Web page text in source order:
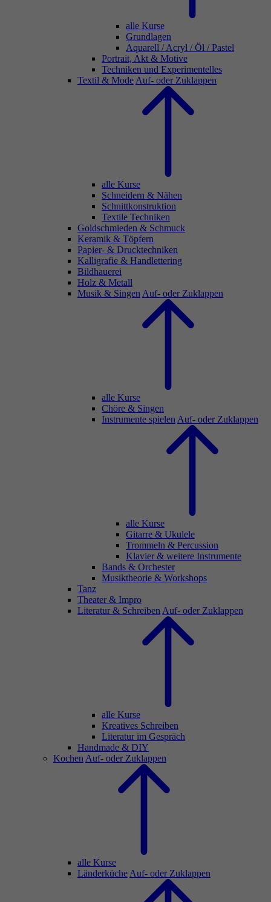
alle Kurse
Grundlagen
Aquarell / Acryl / Öl / Pastel
Portrait, Akt & Motive
Techniken und Experimentelles
Textil & Mode Auf- oder Zuklappen
alle Kurse
Schneidern & Nähen
Schnittkonstruktion
Textile Techniken
Goldschmieden & Schmuck
Keramik & Töpfern
Papier- & Drucktechniken
Kalligrafie & Handlettering
Bildhauerei
Holz & Metall
Musik & Singen Auf- oder Zuklappen
alle Kurse
Chöre & Singen
Instrumente spielen Auf- oder Zuklappen
alle Kurse
Gitarre & Ukulele
Trommeln & Percussion
Klavier & weitere Instrumente
Bands & Orchester
Musiktheorie & Workshops
Tanz
Theater & Impro
Literatur & Schreiben Auf- oder Zuklappen
alle Kurse
Kreatives Schreiben
Literatur im Gespräch
Handmade & DIY
Kochen Auf- oder Zuklappen
alle Kurse
Länderküche Auf- oder Zuklappen